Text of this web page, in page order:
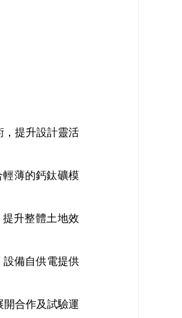
，提升設計靈活
輕薄的鈣鈦礦模
升整體土地效
備自供電提供
合作及試驗運